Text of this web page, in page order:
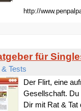
http://
für
Tests
Der Flirt, eine
Gesellschaft. Du
Dir mit Rat & Tat